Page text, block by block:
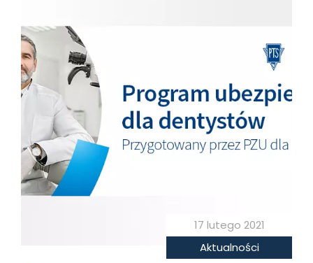
17 lutego 2021
Aktualności